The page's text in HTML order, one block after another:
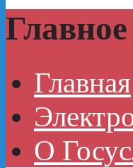
Главная
О